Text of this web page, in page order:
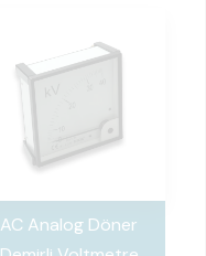
AC Analog Döner